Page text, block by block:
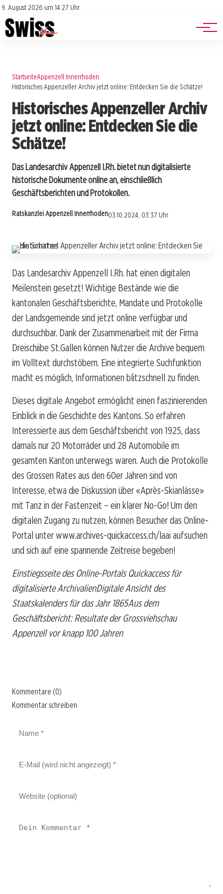
9. August 2026 um 14:27 Uhr
Impressum
Datenschutz
Jobs
Events
StartseiteAppenzell Innerrhoden
Historisches Appenzeller Archiv jetzt online: Entdecken Sie die Schätze!
Historisches Appenzeller Archiv
jetzt online: Entdecken Sie die
Schätze!
Das Landesarchiv Appenzell I.Rh. bietet nun digitalisierte
historische Dokumente online an, einschließlich
Geschäftsberichten und Protokollen.
Ratskanzlei Appenzell Innerrhoden03.10.2024, 03:37 Uhr
Das Landesarchiv Appenzell I.Rh. hat einen digitalen
Meilenstein gesetzt! Wichtige Bestände wie die
kantonalen Geschäftsberichte, Mandate und Protokolle
der Landsgemeinde sind jetzt online verfügbar und
durchsuchbar. Dank der Zusammenarbeit mit der Firma
Dreischiibe St.Gallen können Nutzer die Archive bequem
im Volltext durchstöbern. Eine integrierte Suchfunktion
macht es möglich, Informationen blitzschnell zu finden.
Dieses digitale Angebot ermöglicht einen faszinierenden
Einblick in die Geschichte des Kantons. So erfahren
Interessierte aus dem Geschäftsbericht von 1925, dass
damals nur 20 Motorräder und 28 Automobile im
gesamten Kanton unterwegs waren. Auch die Protokolle
des Grossen Rates aus den 60er Jahren sind von
Interesse, etwa die Diskussion über «Après-Skianlässe»
mit Tanz in der Fastenzeit – ein klarer No-Go! Um den
digitalen Zugang zu nutzen, können Besucher das Online-
Portal unter www.archives-quickaccess.ch/laai aufsuchen
und sich auf eine spannende Zeitreise begeben!
Einstiegsseite des Online-Portals Quickaccess für
digitalisierte ArchivalienDigitale Ansicht des
Staatskalenders für das Jahr 1865Aus dem
Geschäftsbericht: Resultate der Grossviehschau
Appenzell vor knapp 100 Jahren
Kommentare (0)
Kommentar schreiben